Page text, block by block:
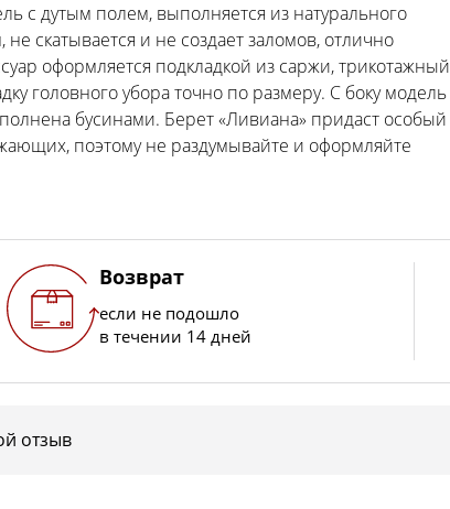
с дутым полем, выполняется из натурального
скатывается и не создает заломов, отлично
оформляется подкладкой из саржи, трикотажный
головного убора точно по размеру. С боку модель
бусинами. Берет «Ливиана» придаст особый
поэтому не раздумывайте и оформляйте
Возврат
если не подошло
в течении 14 дней
отзыв